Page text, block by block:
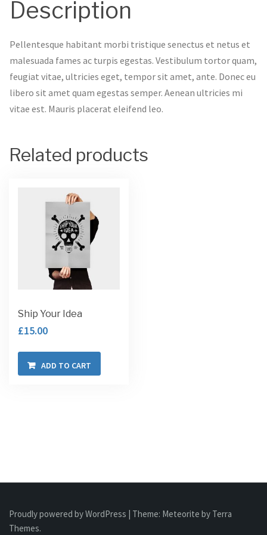
Description
Pellentesque habitant morbi tristique senectus et netus et
malesuada fames ac turpis egestas. Vestibulum tortor quam,
feugiat vitae, ultricies eget, tempor sit amet, ante. Donec eu
libero sit amet quam egestas semper. Aenean ultricies mi
vitae est. Mauris placerat eleifend leo.
Related products
Ship Your Idea
£15.00
ADD TO CART
Proudly powered by WordPress | Theme: Meteorite by Terra
Themes.